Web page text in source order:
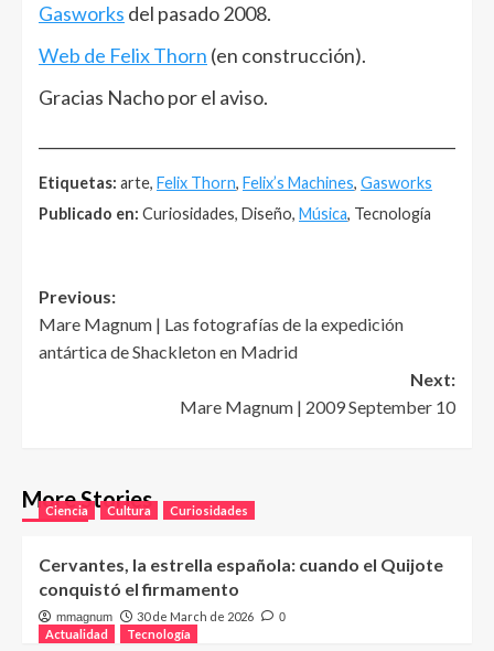
Gasworks del pasado 2008.
Web de Felix Thorn (en construcción).
Gracias Nacho por el aviso.
Etiquetas: arte, Felix Thorn, Felix’s Machines, Gasworks
Publicado en: Curiosidades, Diseño, Música, Tecnología
Post
navigation
Previous:
Mare Magnum | Las fotografías de la expedición
antártica de Shackleton en Madrid
Next:
Mare Magnum | 2009 September 10
More Stories
Ciencia Cultura Curiosidades
Cervantes, la estrella española: cuando el Quijote
conquistó el firmamento
mmagnum 30 de March de 2026 0
Actualidad Tecnología